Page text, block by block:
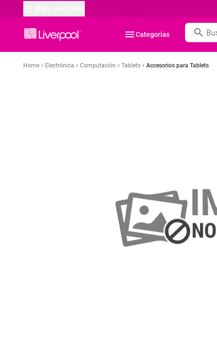
menuCategorías search
Home chevron_right Electrónica chevron_right Computación chevron_right Tablets chevron_right Accesorios para Tablets